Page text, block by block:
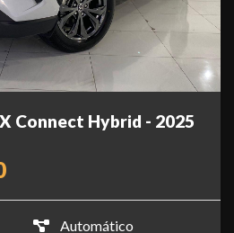
Connect Hybrid - 2025
Automático